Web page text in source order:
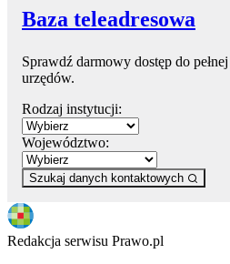
Baza teleadresowa
Sprawdź darmowy dostęp do
urzędów.
Rodzaj instytucji:
Województwo:
Szukaj danych kontaktowych
Redakcja serwisu Prawo.pl